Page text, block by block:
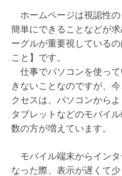
ホームページは視認性
簡単にできることなどが
ーグルが重要視している
こと】です。
仕事でパソコンを使っ
きないことなのですが、
クセスは、パソコンから
タブレットなどのモバイ
数の方が増えています。
モバイル端末からインタ
なった際、表示が遅くて